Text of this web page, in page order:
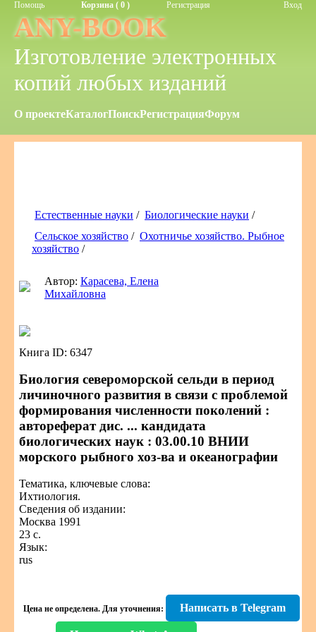
Помощь Корзина ( 0 ) Регистрация Вход
ANY-BOOK
Изготовление электронных
копий любых изданий
О проектеКаталогПоискРегистрацияФорум
Естественные науки / Биологические науки /
Сельское хозяйство / Охотничье хозяйство. Рыбное
хозяйство /
Автор: Карасева, Елена
Михайловна
Книга ID: 6347
Биология североморской сельди в период
личиночного развития в связи с проблемой
формирования численности поколений :
автореферат дис. ... кандидата
биологических наук : 03.00.10 ВНИИ
морского рыбного хоз-ва и океанографии
Тематика, ключевые слова:
Ихтиология.
Сведения об издании:
Москва 1991
23 с.
Язык:
rus
Цена не определена. Для уточнения: Написать в Telegram